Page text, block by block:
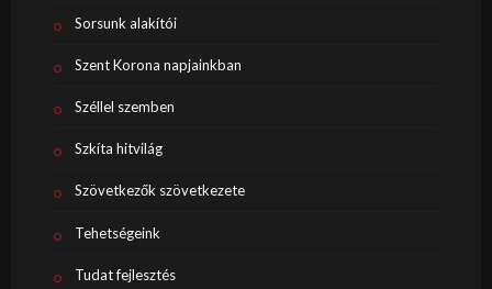
Sorsunk alakítói
Szent Korona napjainkban
Széllel szemben
Szkíta hitvilág
Szövetkezők szövetkezete
Tehetségeink
Tudat fejlesztés